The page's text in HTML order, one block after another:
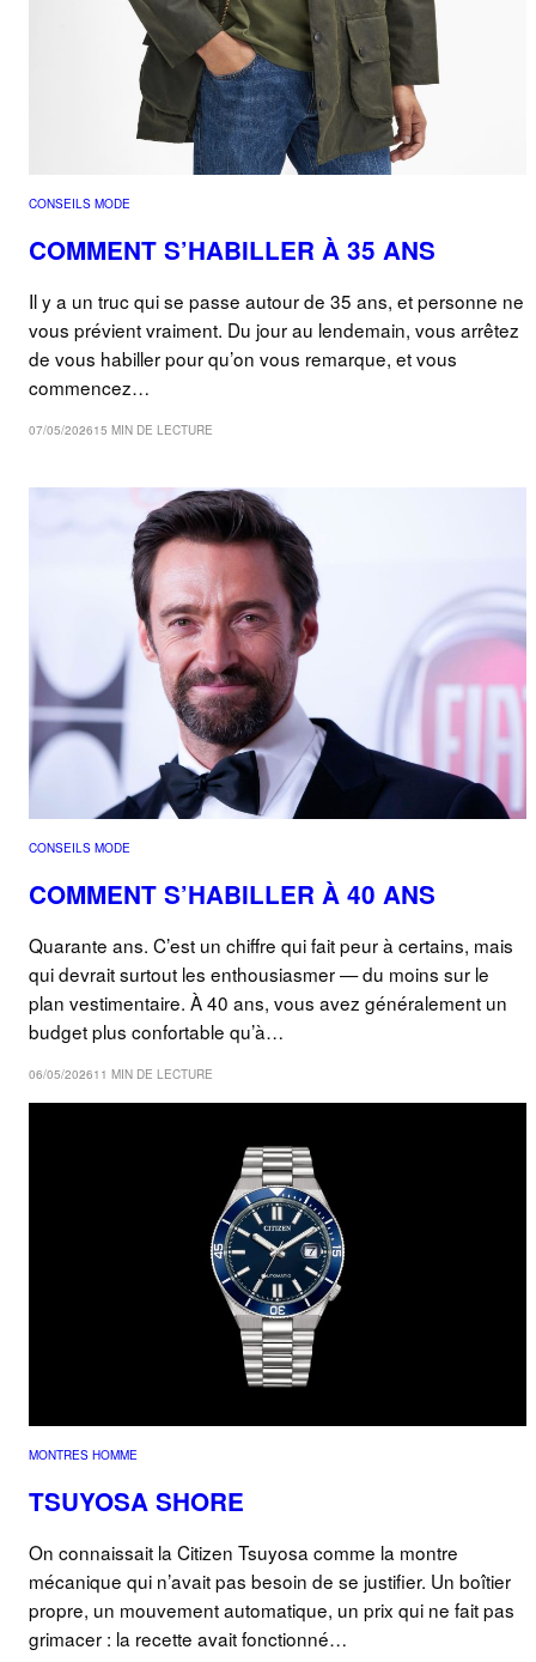
CONSEILS MODE
COMMENT S’HABILLER À 35 ANS
Il y a un truc qui se passe autour de 35 ans, et personne ne
vous prévient vraiment. Du jour au lendemain, vous arrêtez
de vous habiller pour qu’on vous remarque, et vous
commencez…
07/05/202615 MIN DE LECTURE
CONSEILS MODE
COMMENT S’HABILLER À 40 ANS
Quarante ans. C’est un chiffre qui fait peur à certains, mais
qui devrait surtout les enthousiasmer — du moins sur le
plan vestimentaire. À 40 ans, vous avez généralement un
budget plus confortable qu’à…
06/05/202611 MIN DE LECTURE
MONTRES HOMME
TSUYOSA SHORE
On connaissait la Citizen Tsuyosa comme la montre
mécanique qui n’avait pas besoin de se justifier. Un boîtier
propre, un mouvement automatique, un prix qui ne fait pas
grimacer : la recette avait fonctionné…